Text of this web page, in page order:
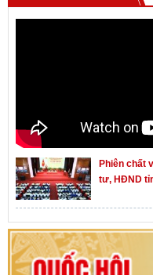
Phiên chất
tư, HĐND
Khai mạc